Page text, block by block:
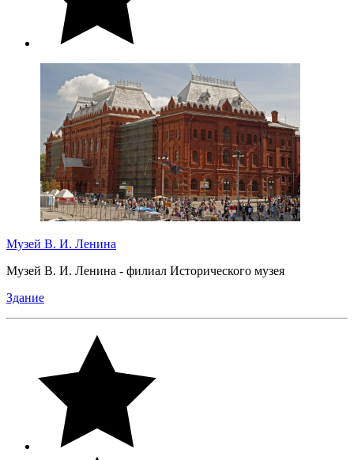
Музей В. И. Ленина
Музей В. И. Ленина - филиал Исторического музея
Здание